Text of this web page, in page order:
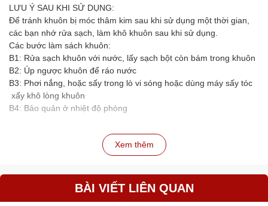
LƯU Ý SAU KHI SỬ DỤNG:
Để tránh khuôn bị móc thâm kim sau khi sử dụng một thời gian,
các bạn nhớ rửa sạch, làm khô khuôn sau khi sử dụng.
Các bước làm sách khuôn:
B1: Rửa sạch khuôn với nước, lấy sạch bột còn bám trong khuôn
B2: Úp ngược khuôn để ráo nước
B3: Phơi nắng, hoặc sấy trong lò vi sóng hoặc dùng máy sấy tóc
xấy khô lòng khuôn
B4: Bảo quản ở nhiệt độ phòng
Xem thêm
BÀI VIẾT LIÊN QUAN